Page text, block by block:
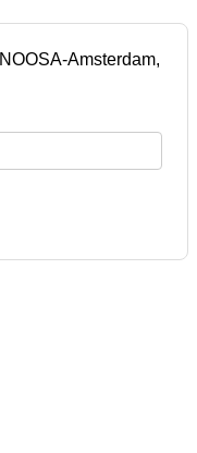
Amsterdam,